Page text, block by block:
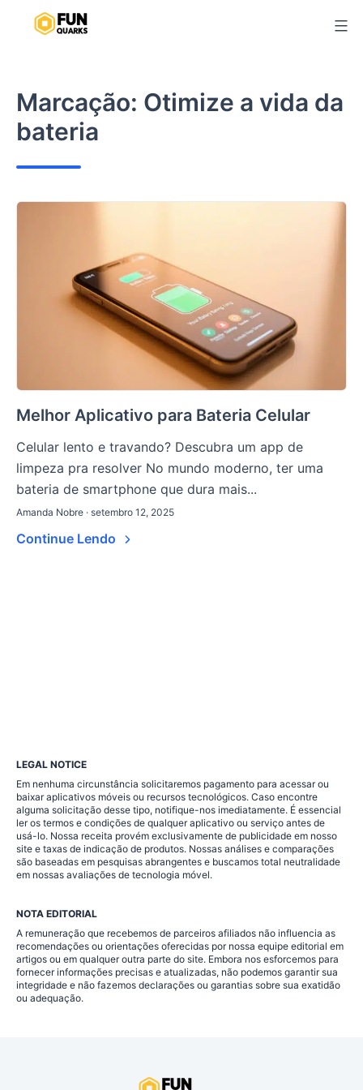
Marcação: Otimize a vida da
bateria
Melhor Aplicativo para Bateria Celular
Celular lento e travando? Descubra um app de
limpeza pra resolver No mundo moderno, ter uma
bateria de smartphone que dura mais...
Amanda Nobre · setembro 12, 2025
Continue Lendo
LEGAL NOTICE
Em nenhuma circunstância solicitaremos pagamento para acessar ou
baixar aplicativos móveis ou recursos tecnológicos. Caso encontre
alguma solicitação desse tipo, notifique-nos imediatamente. É essencial
ler os termos e condições de qualquer aplicativo ou serviço antes de
usá-lo. Nossa receita provém exclusivamente de publicidade em nosso
site e taxas de indicação de produtos. Nossas análises e comparações
são baseadas em pesquisas abrangentes e buscamos total neutralidade
em nossas avaliações de tecnologia móvel.
NOTA EDITORIAL
A remuneração que recebemos de parceiros afiliados não influencia as
recomendações ou orientações oferecidas por nossa equipe editorial em
artigos ou em qualquer outra parte do site. Embora nos esforcemos para
fornecer informações precisas e atualizadas, não podemos garantir sua
integridade e não fazemos declarações ou garantias sobre sua exatidão
ou adequação.